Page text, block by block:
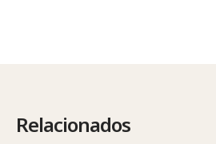
Relacionados